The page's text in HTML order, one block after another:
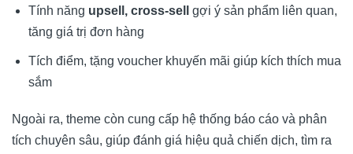
Tính năng upsell, cross-sell
gợi ý sản phẩm liên quan,
tăng giá trị đơn hàng
Tích điểm, tặng voucher khuyến mãi giúp kích thích mua
sắm
Ngoài ra, theme còn cung cấp hệ thống báo cáo và phân
tích chuyên sâu, giúp đánh giá hiệu quả chiến dịch, tìm ra